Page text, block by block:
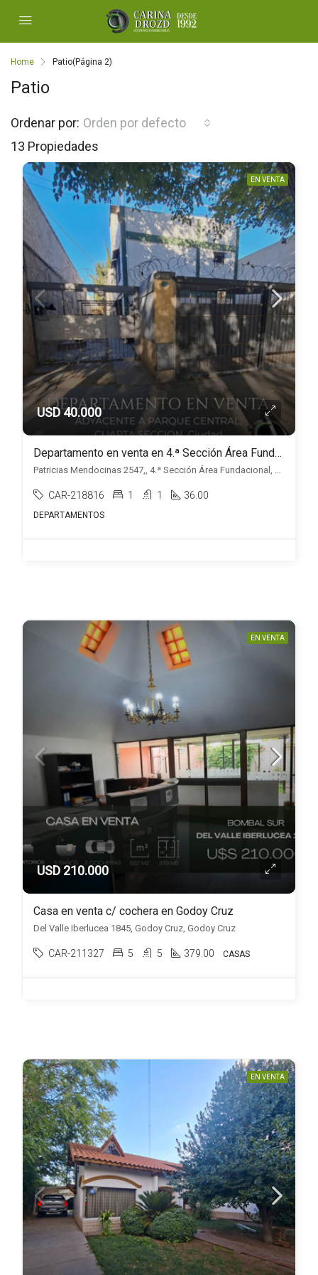
Home Patio(Página 2)
Patio
13 Propiedades
Ordenar por: Orden por defecto
EN VENTA
USD 40.000
Departamento en venta en 4.ª Sección Área Fundacional
Patricias Mendocinas 2547,, 4.ª Sección Área Fundacional, Mendoza
CAR-218816 1 1 36.00
DEPARTAMENTOS
EN VENTA
USD 210.000
Casa en venta c/ cochera en Godoy Cruz
Del Valle Iberlucea 1845, Godoy Cruz, Godoy Cruz
CAR-211327 5 5 379.00 CASAS
EN VENTA